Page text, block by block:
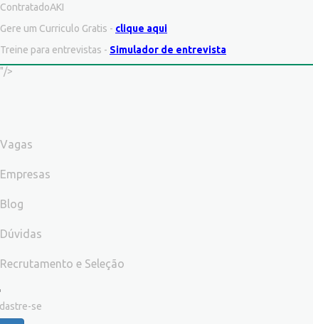
ContratadoAKI
Gere um Curriculo Gratis - clique aqui
Treine para entrevistas - Simulador de entrevista
"/>
Vagas
Empresas
Blog
Dúvidas
Recrutamento e Seleção
se